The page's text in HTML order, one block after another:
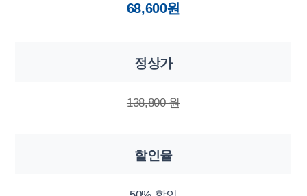
68,600원
정상가
138,800 원
할인율